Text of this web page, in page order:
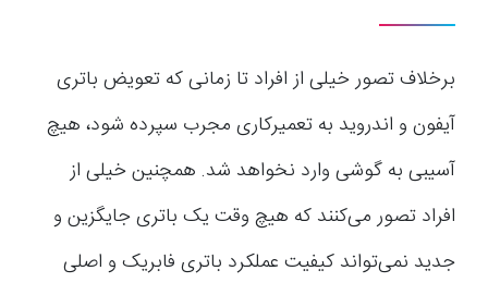
برخلاف تصور خیلی از افراد تا زمانی که تعویض باتری
آیفون و اندروید به تعمیرکاری مجرب سپرده شود، هیچ
آسیبی به گوشی وارد نخواهد شد. همچنین خیلی از
افراد تصور می‌کنند که هیچ وقت یک باتری جایگزین و
جدید نمی‌تواند کیفیت عملکرد باتری فابریک و اصلی